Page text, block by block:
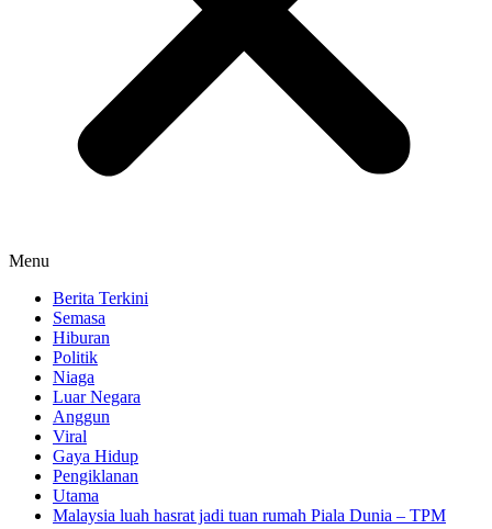
Menu
Berita Terkini
Semasa
Hiburan
Politik
Niaga
Luar Negara
Anggun
Viral
Gaya Hidup
Pengiklanan
Utama
Malaysia luah hasrat jadi tuan rumah Piala Dunia – TPM